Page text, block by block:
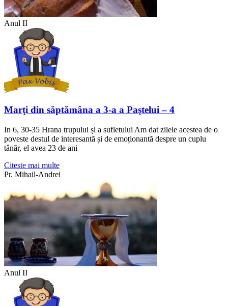
Anul II
Marţi din săptămâna a 3-a a Paştelui – 4
In 6, 30-35 Hrana trupului și a sufletului Am dat zilele acestea de o
poveste destul de interesantă și de emoționantă despre un cuplu
tânăr, el avea 23 de ani
Citeste mai multe
Pr. Mihail-Andrei
Anul II